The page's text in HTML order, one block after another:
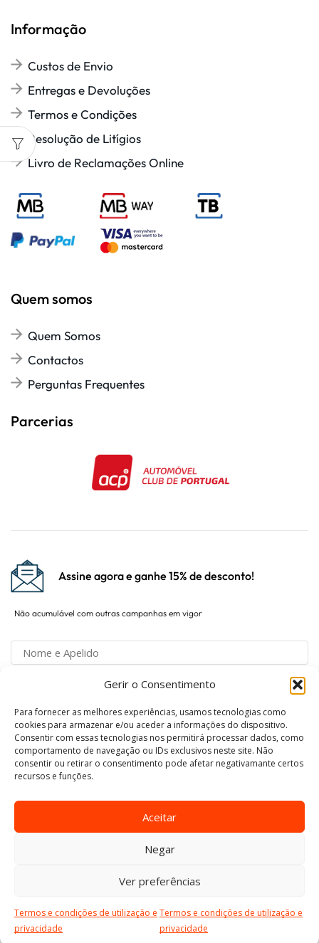
Gerir o Consentimento
Para fornecer as melhores experiências, usamos tecnologias como
cookies para armazenar e/ou aceder a informações do dispositivo.
Consentir com essas tecnologias nos permitirá processar dados, como
comportamento de navegação ou IDs exclusivos neste site. Não
consentir ou retirar o consentimento pode afetar negativamante certos
recursos e funções.
Aceitar
Negar
Ver preferências
Termos e condições de utilização e
privacidade
Termos e condições de utilização e
privacidade
Início Entrar
Informação
Custos de Envio
Entregas e Devoluções
Termos e Condições
Resolução de Litígios
Livro de Reclamações Online
Quem somos
Quem Somos
Contactos
Perguntas Frequentes
Parcerias
Assine agora e ganhe 15% de desconto!
Não acumulável com outras campanhas em vigor
Concordo com o tratamento de dados de acordo
com a Política de Privacidade.
Copyright © 2024
Desenvolvido por: Vítor Carneiro